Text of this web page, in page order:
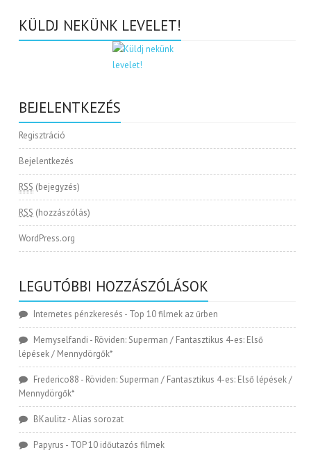
KÜLDJ NEKÜNK LEVELET!
BEJELENTKEZÉS
Regisztráció
Bejelentkezés
RSS (bejegyzés)
RSS (hozzászólás)
WordPress.org
LEGUTÓBBI HOZZÁSZÓLÁSOK
Internetes pénzkeresés - Top 10 filmek az űrben
Memyselfandi - Röviden: Superman / Fantasztikus 4-es: Első
lépések / Mennydörgők*
Frederico88 - Röviden: Superman / Fantasztikus 4-es: Első lépések /
Mennydörgők*
BKaulitz-Alias sorozat
Papyrus - TOP 10 időutazós filmek